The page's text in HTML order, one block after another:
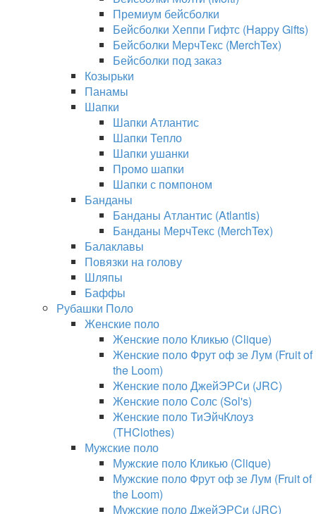
Премиум бейсболки
Бейсболки Хеппи Гифтс (Happy Gifts)
Бейсболки МерчТекс (MerchTex)
Бейсболки под заказ
Козырьки
Панамы
Шапки
Шапки Атлантис
Шапки Тепло
Шапки ушанки
Промо шапки
Шапки с помпоном
Банданы
Банданы Атлантис (Atlantis)
Банданы МерчТекс (MerchTex)
Балаклавы
Повязки на голову
Шляпы
Баффы
Рубашки Поло
Женские поло
Женские поло Кликью (Clique)
Женские поло Фрут оф зе Лум (Fruit of
the Loom)
Женские поло ДжейЭРСи (JRC)
Женские поло Солс (Sol's)
Женские поло ТиЭйчКлоуз
(THClothes)
Мужские поло
Мужские поло Кликью (Clique)
Мужские поло Фрут оф зе Лум (Fruit of
the Loom)
Мужские поло ДжейЭРСи (JRC)